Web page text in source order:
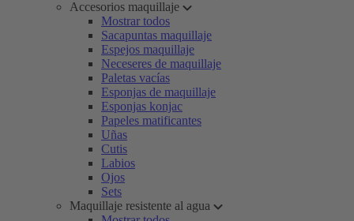
Accesorios maquillaje
Mostrar todos
Sacapuntas maquillaje
Espejos maquillaje
Neceseres de maquillaje
Paletas vacías
Esponjas de maquillaje
Esponjas konjac
Papeles matificantes
Uñas
Cutis
Labios
Ojos
Sets
Maquillaje resistente al agua